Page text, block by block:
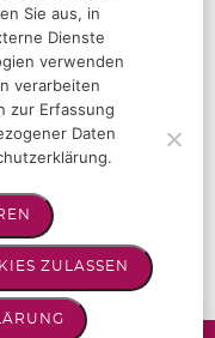
Sie aus, in
Dienste
verwenden
verarbeiten
zur Erfassung
Daten
ZULASSEN